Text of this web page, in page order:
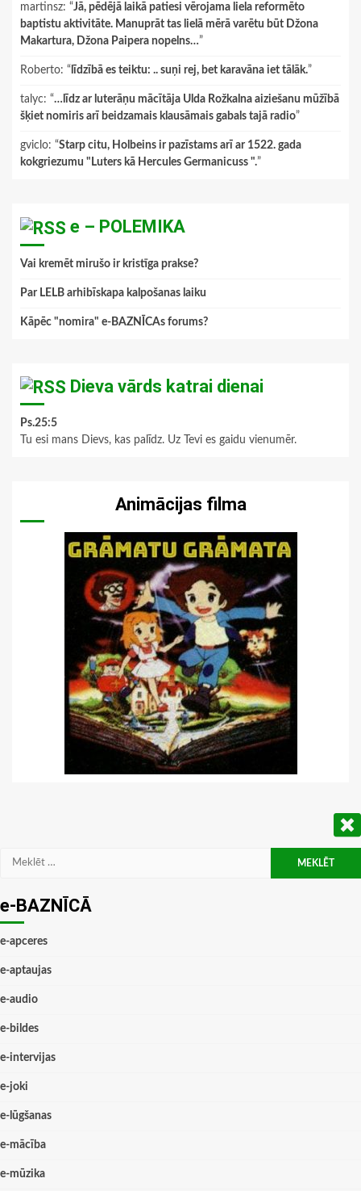
martinsz: “Jā, pēdējā laikā patiesi vērojama liela reformēto
baptistu aktivitāte. Manuprāt tas lielā mērā varētu būt Džona
Makartura, Džona Paipera nopelns…”
Roberto: “ līdzībā es teiktu: .. suņi rej, bet karavāna iet tālāk.”
talyc: “…līdz ar luterāņu mācītāja Ulda Rožkalna aiziešanu mūžībā
šķiet nomiris arī beidzamais klausāmais gabals tajā radio”
gviclo: “Starp citu, Holbeins ir pazīstams arī ar 1522. gada
kokgriezumu "Luters kā Hercules Germanicuss ".”
e – POLEMIKA
Vai kremēt mirušo ir kristīga prakse?
Par LELB arhibīskapa kalpošanas laiku
Kāpēc "nomira" e-BAZNĪCAs forums?
Dieva vārds katrai dienai
Ps.25:5
Tu esi mans Dievs, kas palīdz. Uz Tevi es gaidu vienumēr.
Animācijas filma
Meklēt:
e-BAZNĪCĀ
e-apceres
e-aptaujas
e-audio
e-bildes
e-intervijas
e-joki
e-lūgšanas
e-mācība
e-mūzika